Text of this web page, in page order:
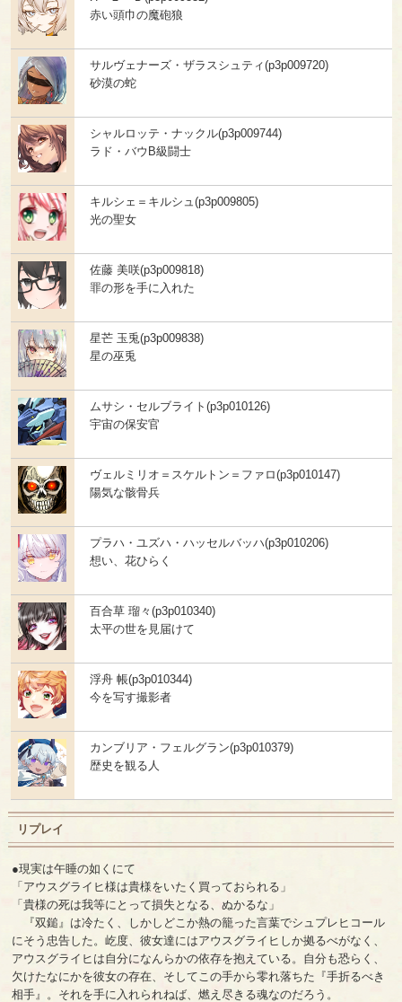
赤い頭巾の魔砲狼
サルヴェナーズ・ザラスシュティ(p3p009720)
砂漠の蛇
シャルロッテ・ナックル(p3p009744)
ラド・バウB級闘士
キルシェ＝キルシュ(p3p009805)
光の聖女
佐藤 美咲(p3p009818)
罪の形を手に入れた
星芒 玉兎(p3p009838)
星の巫兎
ムサシ・セルブライト(p3p010126)
宇宙の保安官
ヴェルミリオ＝スケルトン＝ファロ(p3p010147)
陽気な骸骨兵
プラハ・ユズハ・ハッセルバッハ(p3p010206)
想い、花ひらく
百合草 瑠々(p3p010340)
太平の世を見届けて
浮舟 帳(p3p010344)
今を写す撮影者
カンブリア・フェルグラン(p3p010379)
歴史を観る人
リプレイ
●現実は午睡の如くにて
「アウスグライヒ様は貴様をいたく買っておられる」
「貴様の死は我等にとって損失となる、ぬかるな」
『双鎚』は冷たく、しかしどこか熱の籠った言葉でシュプレヒコール
にそう忠告した。屹度、彼女達にはアウスグライヒしか拠るべがなく、
アウスグライヒは自分になんらかの依存を抱えている。自分も恐らく、
欠けたなにかを彼女の存在、そしてこの手から零れ落ちた『手折るべき
相手』。それを手に入れられねば、燃え尽きる魂なのだろう。